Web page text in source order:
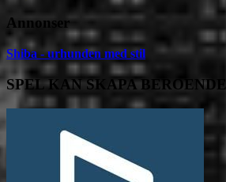
Annonser
Shiba - urhunden med stil
SPEL KAN SKAPA BEROENDE